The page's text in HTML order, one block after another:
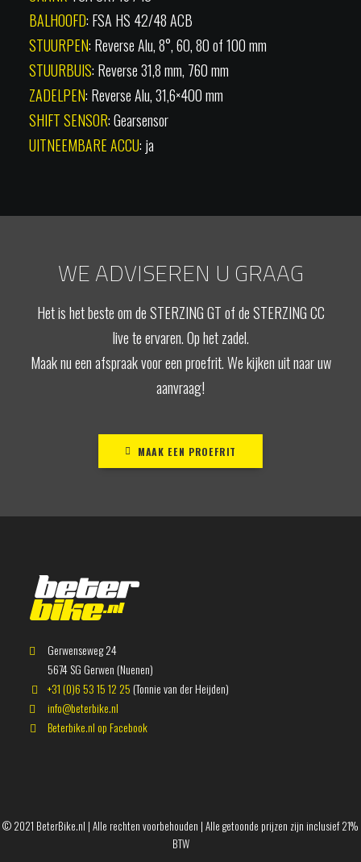
BALHOOFD: FSA HS 42/48 ACB
STUURPEN: Reverse Alu, 8°, 60, 80 of 100 mm
STUURBUIS: Reverse 31,8 mm, 760 mm
ZADELPEN: Reverse Alu, 31,6×400 mm
SHIFT SENSOR: Gearsensor
UITNEEMBARE ACCU: ja
WE ADVISEREN U GRAAG
Het is het beste om de STERZING GT of de STERZING CC
live te ervaren. Op het zadel.
Maak nu een afspraak voor een proefrit. We kijken uit naar uw
aanvraag!
MAAK EEN PROEFRIT
Gerwenseweg 24
5674 SG Gerwen (Nuenen)
+31 (0)6 53 15 12 25(Tonnie van der Heijden)
info@beterbike.nl
Beterbike.nl op Facebook
© 2021 BeterBike.nl | Alle rechten voorbehouden | Alle getoonde prijzen zijn inclusief 21%
BTW